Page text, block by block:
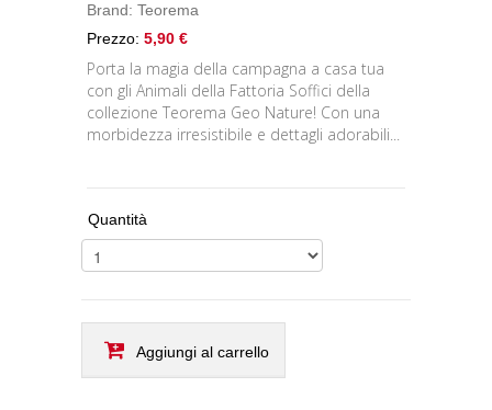
Brand: Teorema
Prezzo: 5,90 €
Porta la magia della campagna a casa tua
con gli Animali della Fattoria Soffici della
collezione Teorema Geo Nature! Con una
morbidezza irresistibile e dettagli adorabili...
Quantità
Aggiungi al carrello